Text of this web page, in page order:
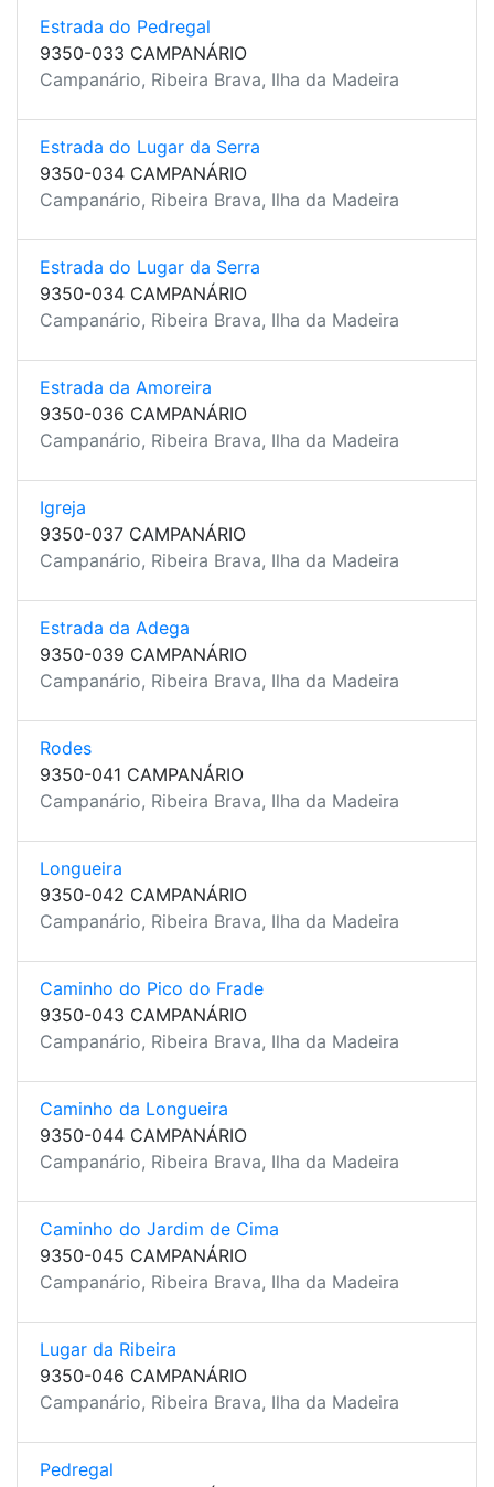
Estrada do Pedregal
9350-033 CAMPANÁRIO
Campanário, Ribeira Brava, Ilha da Madeira
Estrada do Lugar da Serra
9350-034 CAMPANÁRIO
Campanário, Ribeira Brava, Ilha da Madeira
Estrada do Lugar da Serra
9350-034 CAMPANÁRIO
Campanário, Ribeira Brava, Ilha da Madeira
Estrada da Amoreira
9350-036 CAMPANÁRIO
Campanário, Ribeira Brava, Ilha da Madeira
Igreja
9350-037 CAMPANÁRIO
Campanário, Ribeira Brava, Ilha da Madeira
Estrada da Adega
9350-039 CAMPANÁRIO
Campanário, Ribeira Brava, Ilha da Madeira
Rodes
9350-041 CAMPANÁRIO
Campanário, Ribeira Brava, Ilha da Madeira
Longueira
9350-042 CAMPANÁRIO
Campanário, Ribeira Brava, Ilha da Madeira
Caminho do Pico do Frade
9350-043 CAMPANÁRIO
Campanário, Ribeira Brava, Ilha da Madeira
Caminho da Longueira
9350-044 CAMPANÁRIO
Campanário, Ribeira Brava, Ilha da Madeira
Caminho do Jardim de Cima
9350-045 CAMPANÁRIO
Campanário, Ribeira Brava, Ilha da Madeira
Lugar da Ribeira
9350-046 CAMPANÁRIO
Campanário, Ribeira Brava, Ilha da Madeira
Pedregal